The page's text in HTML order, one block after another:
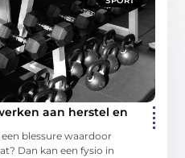
aan herstel en
blessure waardoor
Dan kan een fysio in